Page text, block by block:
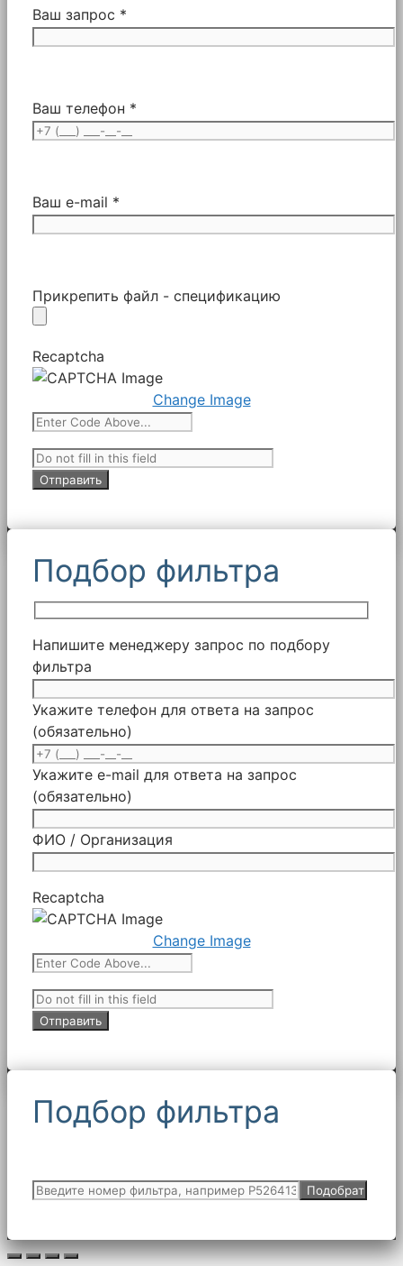
Ваш запрос *
Ваш телефон *
Ваш e-mail *
Прикрепить файл - спецификацию
Recaptcha
Change Image
Подбор фильтра
Напишите менеджеру запрос по подбору
фильтра
Укажите телефон для ответа на запрос
(обязательно)
Укажите e-mail для ответа на запрос
(обязательно)
ФИО / Организация
Recaptcha
Change Image
Подбор фильтра